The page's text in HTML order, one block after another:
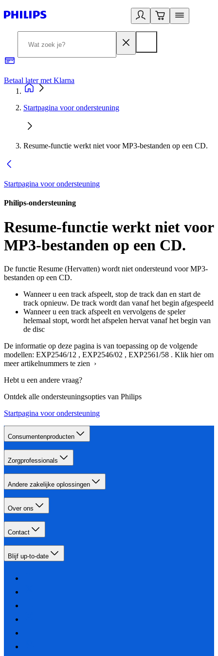
Betaal later met Klarna
Startpagina voor ondersteuning
Resume-functie werkt niet voor MP3-bestanden op een CD.
Startpagina voor ondersteuning
Philips-ondersteuning
Resume-functie werkt niet voor
MP3-bestanden op een CD.
De functie Resume (Hervatten) wordt niet ondersteund voor MP3-
bestanden op een CD.
Wanneer u een track afspeelt, stop de track dan en start de
track opnieuw. De track wordt dan vanaf het begin afgespeeld
Wanneer u een track afspeelt en vervolgens de speler
helemaal stopt, wordt het afspelen hervat vanaf het begin van
de disc
De informatie op deze pagina is van toepassing op de volgende
modellen: EXP2546/12 , EXP2546/02 , EXP2561/58 . Klik hier om
meer artikelnummers te zien ›
Hebt u een andere vraag?
Ontdek alle ondersteuningsopties van Philips
Startpagina voor ondersteuning
Consumentenproducten
Zorgprofessionals
Andere zakelijke oplossingen
Over ons
Contact
Blijf up-to-date